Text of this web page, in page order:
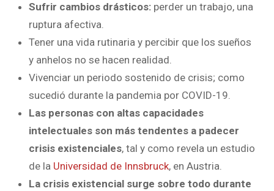
Sufrir cambios drásticos: perder un trabajo, una
ruptura afectiva.
Tener una vida rutinaria y percibir que los sueños
y anhelos no se hacen realidad.
Vivenciar un periodo sostenido de crisis; como
sucedió durante la pandemia por COVID-19.
Las personas con altas capacidades
intelectuales son más tendentes a padecer
crisis existenciales, tal y como revela un estudio
de la Universidad de Innsbruck, en Austria.
La crisis existencial surge sobre todo durante